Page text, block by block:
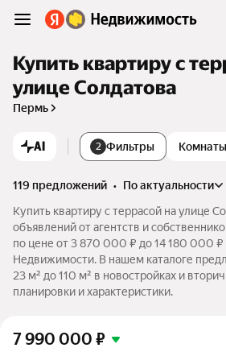
Купить квартиру с
улице Солдатова
Пермь
AI 2 Фильтры Комнаты
119 предложений •
по актуальности
Купить квартиру с террасой на улице
объявлений от агентств и
по цене от 3 870 000 ₽ до 14 180 000 ₽
Недвижимости. В нашем каталоге
23 м² до 110 м² в новостройках и
планировки и характеристики.
7 990 000 ₽